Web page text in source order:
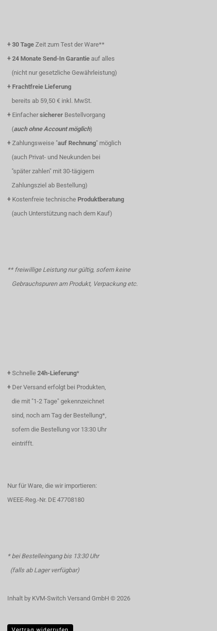
+ 30 Tage Zeit zum Test der Ware**
+ 24 Monate Send-In Garantie auf alles
(nicht nur gesetzliche Gewährleistung)
+ Frachtfreie Lieferung
bereits ab 59,50 € inkl. MwSt.
+ Einfacher sicherer Bestellvorgang
(auch ohne Account möglich)
+ Zahlungsweise "auf Rechnung" möglich
(auch Privat- und Neukunden bei
"später zahlen" mit 30-tägigem
Zahlungsziel ab Bestellung)
+ Kostenfreie technische Produktberatung
(auch Unterstützung nach dem Kauf)
** freiwillige Leistung nur gültig, sofern keine
Gebrauchspuren am Produkt, Verpackung etc.
+ Schnelle 24h-Lieferung*
+ Der Versand erfolgt bei Produkten,
die mit "1-2 Tage" gekennzeichnet
sind, noch am Tag der Bestellung*,
sofern die Bestellung vor 13:30 Uhr
eintrifft.
Nur für Ware, die wir importieren:
WEEE-Reg.-Nr. DE 47708180
* bei Bestelleingang bis 13:30 Uhr
(falls ab Lager verfügbar)
Inhalt by KVM-Switch Versand GmbH © 2026